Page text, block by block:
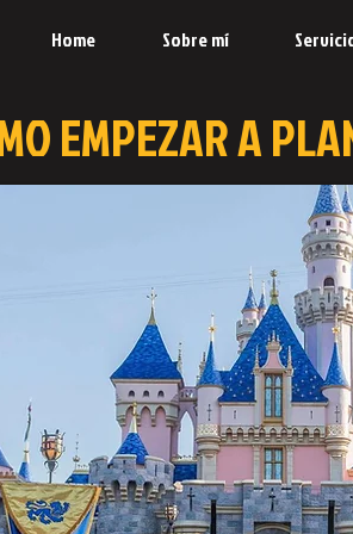
Home Sobre mí
EMPEZAR A